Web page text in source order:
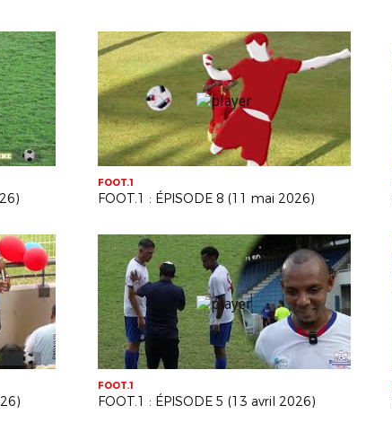
FOOT.1
FOOT.1 : ÉPISODE 8 (11 mai 2026)
FOOT.1
FOOT.1 : ÉPISODE 5 (13 avril 2026)